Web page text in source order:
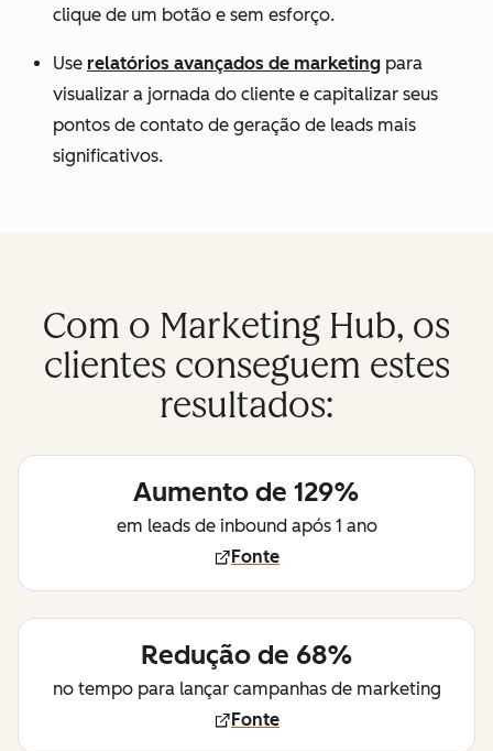
clique de um botão e sem esforço.
Use relatórios avançados de marketing para
visualizar a jornada do cliente e capitalizar seus
pontos de contato de geração de leads mais
significativos.
Com o Marketing Hub, os
clientes conseguem estes
resultados:
Aumento de 129%
em leads de inbound após 1 ano
Fonte
Redução de 68%
no tempo para lançar campanhas de marketing
Fonte